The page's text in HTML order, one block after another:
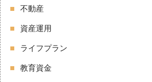
不動産
資産運用
ライフプラン
教育資金